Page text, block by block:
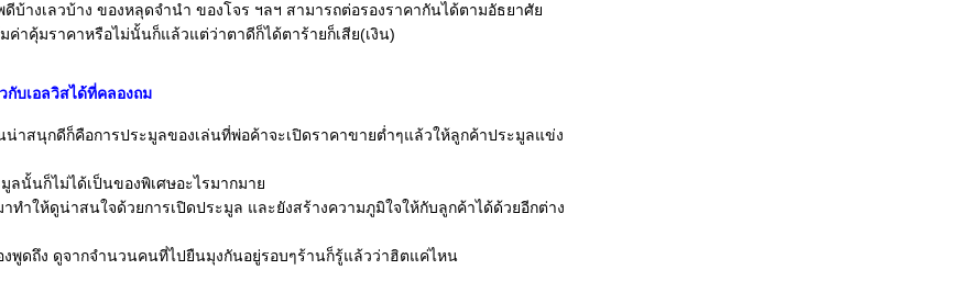
ดีบ้างเลวบ้าง ของหลุดจำนำ ของโจร ฯลฯ สามารถต่อรองราคากันได้ตามอัธยาศั
ค่าคุ้มราคาหรือไม่นั้นก็แล้วแต่ว่าตาดีก็ได้ตาร้ายก็เสีย(เงิน)
กับเอลวิสได้ที่คลองถม
สนุกดีก็คือการประมูลของเล่นที่พ่อค้าจะเปิดราคาขายต่ำๆแล้วให้ลูกค้าประมูลแข่ง
ลนั้นก็ไม่ได้เป็นของพิเศษอะไรมากมา
ำให้ดูน่าสนใจด้วยการเปิดประมูล และยังสร้างความภูมิใจให้กับลูกค้าได้ด้วยอีกต่าง
พูดถึง ดูจากจำนวนคนที่ไปยืนมุงกันอยู่รอบๆร้านก็รู้แล้วว่าฮิตแค่ไหน